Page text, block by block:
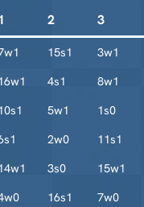
2 3
15s1 3w1
4s1 8w1
5w1 1s0
2w0 11s1
3s0 15w1
16s1 7w0